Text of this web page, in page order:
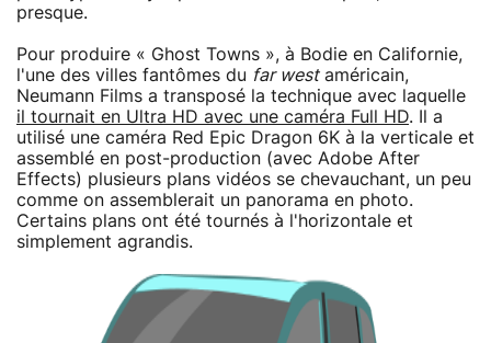
presque.
Pour produire « Ghost Towns », à Bodie en Californie,
l'une des villes fantômes du far westaméricain,
Neumann Films a transposé la technique avec laquelle
il tournait en Ultra HD avec une caméra Full HD. Il a
utilisé une caméra Red Epic Dragon 6K à la verticale et
assemblé en post-production (avec Adobe After
Effects) plusieurs plans vidéos se chevauchant, un peu
comme on assemblerait un panorama en photo.
Certains plans ont été tournés à l'horizontale et
simplement agrandis.